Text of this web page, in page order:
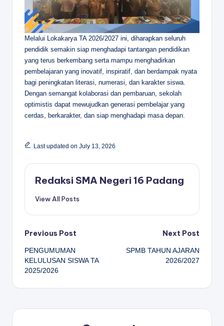
Melalui Lokakarya TA 2026/2027 ini, diharapkan seluruh
pendidik semakin siap menghadapi tantangan pendidikan
yang terus berkembang serta mampu menghadirkan
pembelajaran yang inovatif, inspiratif, dan berdampak nyata
bagi peningkatan literasi, numerasi, dan karakter siswa.
Dengan semangat kolaborasi dan pembaruan, sekolah
optimistis dapat mewujudkan generasi pembelajar yang
cerdas, berkarakter, dan siap menghadapi masa depan.
Last updated on July 13, 2026
Redaksi SMA Negeri 16 Padang
View All Posts
Post
navigation
Previous Post
PENGUMUMAN
KELULUSAN SISWA TA
2025/2026
Next Post
SPMB TAHUN AJARAN
2026/2027